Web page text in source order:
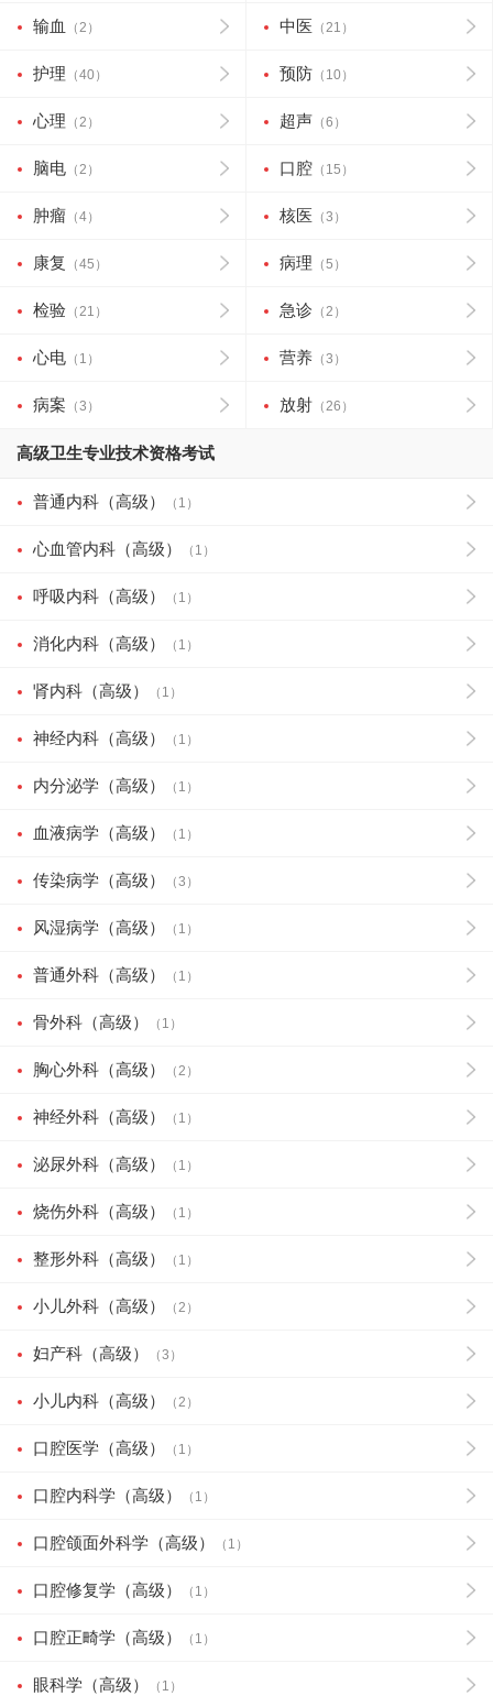
输血 （2） 中医 （21）
护理 （40） 预防 （10）
心理 （2） 超声 （6）
脑电 （2） 口腔 （15）
肿瘤 （4） 核医 （3）
康复 （45） 病理 （5）
检验 （21） 急诊 （2）
心电 （1） 营养 （3）
病案 （3） 放射 （26）
高级卫生专业技术资格考试
普通内科（高级） （1）
心血管内科（高级） （1）
呼吸内科（高级） （1）
消化内科（高级） （1）
肾内科（高级） （1）
神经内科（高级） （1）
内分泌学（高级） （1）
血液病学（高级） （1）
传染病学（高级） （3）
风湿病学（高级） （1）
普通外科（高级） （1）
骨外科（高级） （1）
胸心外科（高级） （2）
神经外科（高级） （1）
泌尿外科（高级） （1）
烧伤外科（高级） （1）
整形外科（高级） （1）
小儿外科（高级） （2）
妇产科（高级） （3）
小儿内科（高级） （2）
口腔医学（高级） （1）
口腔内科学（高级） （1）
口腔颌面外科学（高级） （1）
口腔修复学（高级） （1）
口腔正畸学（高级） （1）
眼科学（高级） （1）